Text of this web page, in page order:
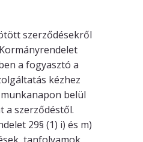
szerződésekről
a fogyasztó a
kézhez
belül
a szerződéstől.
29§ (1) i) és m)